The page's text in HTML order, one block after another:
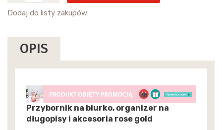
Dodaj do listy zakupów
OPIS
Przybornik na biurko, organizer na
długopisy i akcesoria rose gold